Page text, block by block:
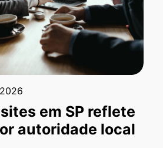
em SP reflete
autoridade local